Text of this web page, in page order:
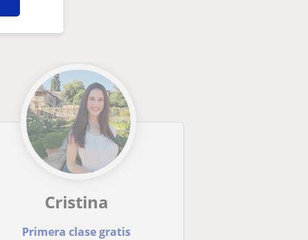
Cristina
Primera clase gratis